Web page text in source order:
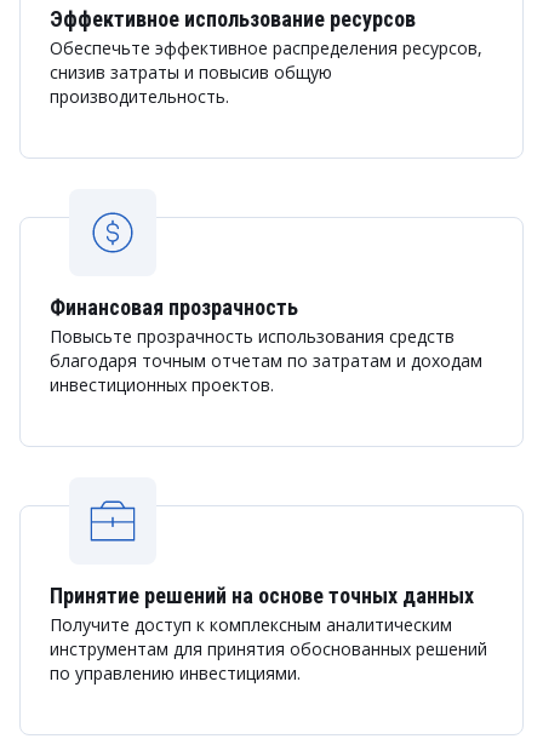
Эффективное использование ресурсов
Обеспечьте эффективное распределения ресурсов,
снизив затраты и повысив общую
производительность.
Финансовая прозрачность
Повысьте прозрачность использования средств
благодаря точным отчетам по затратам и доходам
инвестиционных проектов.
Принятие решений на основе точных данных
Получите доступ к комплексным аналитическим
инструментам для принятия обоснованных решений
по управлению инвестициями.